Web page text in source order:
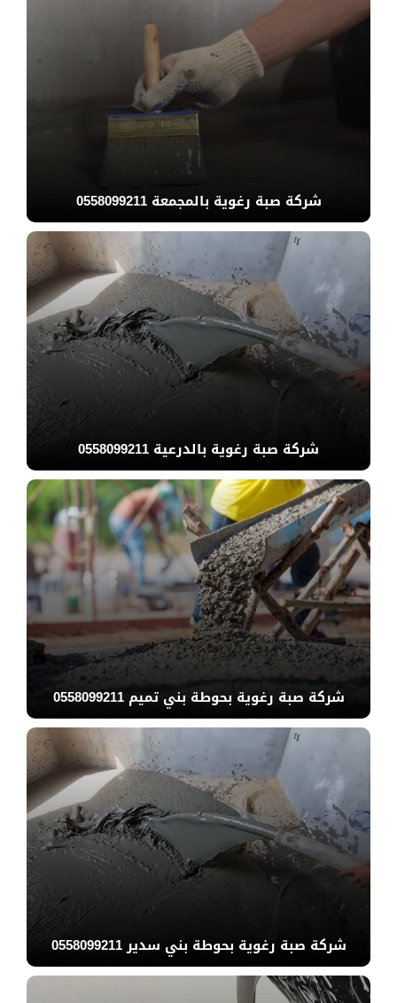
شركة صبة رغوية بالمجمعة 0558099211
شركة صبة رغوية بالدرعية 0558099211
شركة صبة رغوية بحوطة بني تميم 0558099211
شركة صبة رغوية بحوطة بني سدير 0558099211